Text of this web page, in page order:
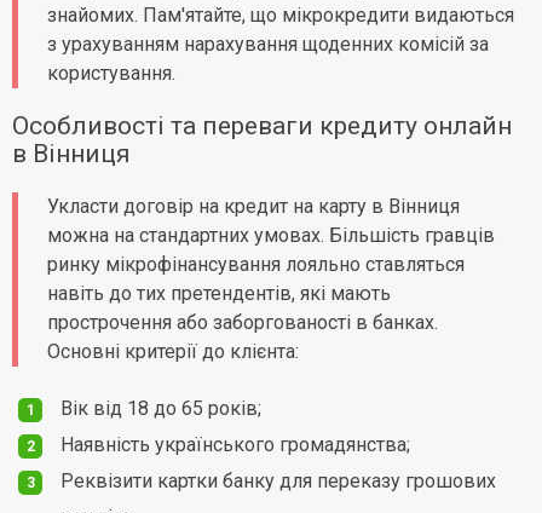
знайомих. Пам'ятайте, що мікрокредити видаються
з урахуванням нарахування щоденних комісій за
користування.
Особливості та переваги кредиту онлайн
в Вінниця
Укласти договір на кредит на карту в Вінниця
можна на стандартних умовах. Більшість гравців
ринку мікрофінансування лояльно ставляться
навіть до тих претендентів, які мають
прострочення або заборгованості в банках.
Основні критерії до клієнта:
Вік від 18 до 65 років;
Наявність українського громадянства;
Реквізити картки банку для переказу грошових